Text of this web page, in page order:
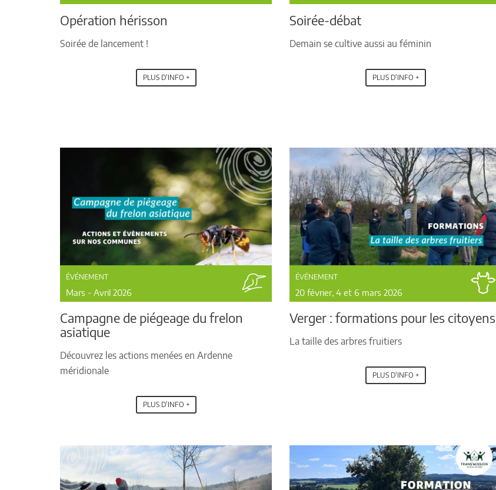
Opération hérisson
Soirée de lancement !
PLUS D'INFO +
Soirée-débat
Demain se cultive aussi au féminin
PLUS D'INFO +
ÉVÉNEMENT
Mars - Avril 2026
Campagne de piégeage du frelon
asiatique
Découvrez les actions menées en Ardenne
méridionale
PLUS D'INFO +
ÉVÉNEMENT
20 février, 4 et 6 mars 2026
Verger : formations pour les citoyens
La taille des arbres fruitiers
PLUS D'INFO +